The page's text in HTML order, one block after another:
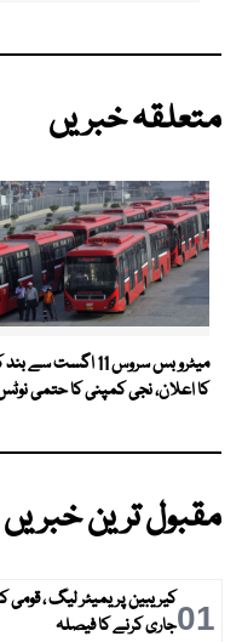
متعلقہ خبریں
میٹرو بس سروس 11 اگست سے
کا اعلان، نجی کمپنی کا حتمی
مقبول ترین خبریں
01جاری کرنے کا فیصلہ